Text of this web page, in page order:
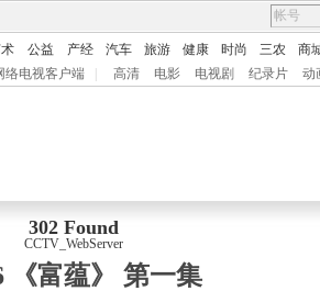
公益 产经 汽车 旅游 健康 时尚 三农
商
络电视客户端 高清 电影 电视剧 纪录片 动
302 Found
CCTV_WebServer
《富蕴》 第一集